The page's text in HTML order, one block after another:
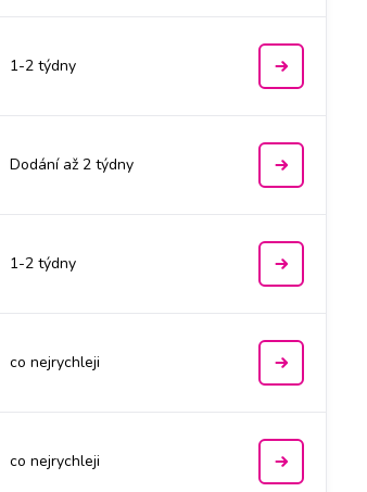
1-2 týdny
Dodání až 2 týdny
1-2 týdny
co nejrychleji
co nejrychleji